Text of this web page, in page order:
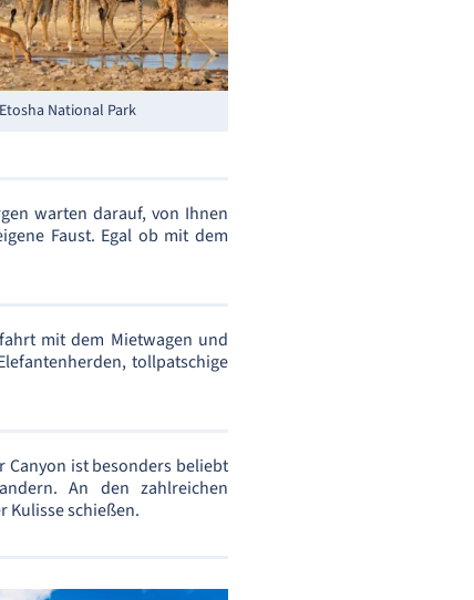
National Park
warten darauf, von Ihnen
Faust. Egal ob mit dem
mit dem Mietwagen und
tollpatschige
Canyon ist besonders beliebt
An den zahlreichen
Kulisse schießen.